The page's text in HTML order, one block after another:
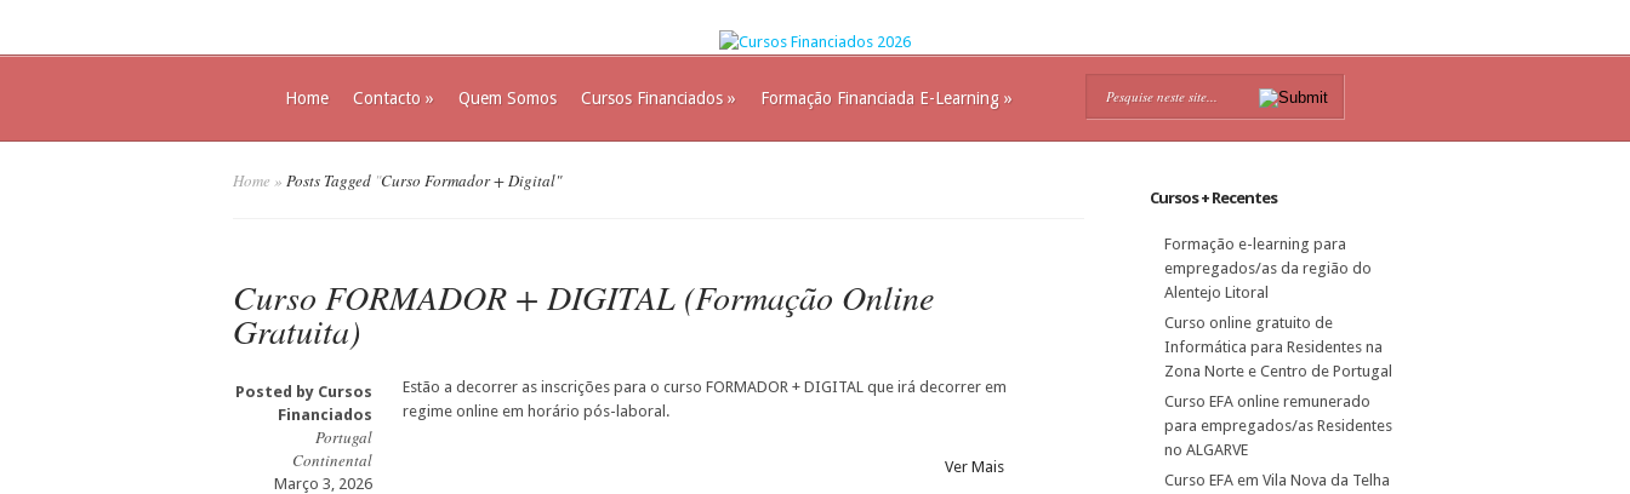
Home Contacto » Quem Somos Cursos Financiados» Formação Financiada E-Learning »
Home » Posts Tagged "Curso Formador + Digital"
Curso FORMADOR + DIGITAL (Formação Online
Gratuita)
Posted by Cursos
Financiados
Portugal
Continental
Março 3, 2026
Estão a decorrer as inscrições para o curso FORMADOR + DIGITAL que irá decorrer em
regime online em horário pós-laboral.
Ver Mais
Cursos + Recentes
Formação e-learning para
empregados/as da região do
Alentejo Litoral
Curso online gratuito de
Informática para Residentes na
Zona Norte e Centro de Portugal
Curso EFA online remunerado
para empregados/as Residentes
no ALGARVE
Curso EFA em Vila Nova da Telha